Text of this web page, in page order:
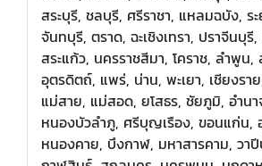
สระบุรี, ชลบุรี, ศรีราชา, แหลมฉบัง, ร
จันทบุรี, ตราด, ฉะเชิงเทรา, ปราจีนบุ
สระแก้ว, นครราชสีมา, โคราช, ลำพูน,
อุตรดิตถ์, แพร่, น่าน, พะเยา, เชียงรา
แม่สาย, แม่สอด, ยโสธร, ชัยภูมิ, อำน
หนองบัวลำภู, ศรีบุญเรือง, ขอนแก่น,
หนองคาย, บึงกาฬ, มหาสารคาม, วา